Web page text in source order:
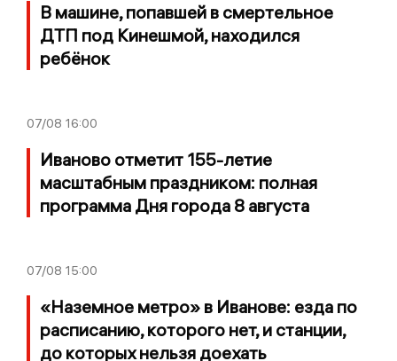
В машине, попавшей в смертельное
ДТП под Кинешмой, находился
ребёнок
07/08 16:00
Иваново отметит 155-летие
масштабным праздником: полная
программа Дня города 8 августа
07/08 15:00
«Наземное метро» в Иванове: езда по
расписанию, которого нет, и станции,
до которых нельзя доехать